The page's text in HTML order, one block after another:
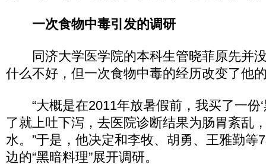
一次食物中毒引发的调研
同济大学医学院的本科生管晓菲原先并没
什么不好，但一次食物中毒的经历改变了他
“大概是在2011年放暑假前，我买了一份‘
了就上吐下泻，去医院诊断结果为肠胃紊乱
水。”于是，他决定和李牧、胡勇、王雅勤等
边的“黑暗料理”展开调研。